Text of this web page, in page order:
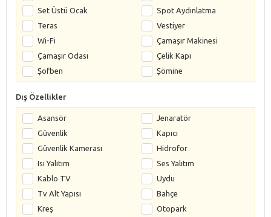
Set Üstü Ocak
Spot Aydınlatma
Teras
Vestiyer
Wi-Fi
Çamaşır Makinesi
Çamaşır Odası
Çelik Kapı
Şofben
Şömine
Dış Özellikler
Asansör
Jenaratör
Güvenlik
Kapıcı
Güvenlik Kamerası
Hidrofor
Isı Yalıtım
Ses Yalıtım
Kablo TV
Uydu
Tv Alt Yapısı
Bahçe
Kreş
Otopark